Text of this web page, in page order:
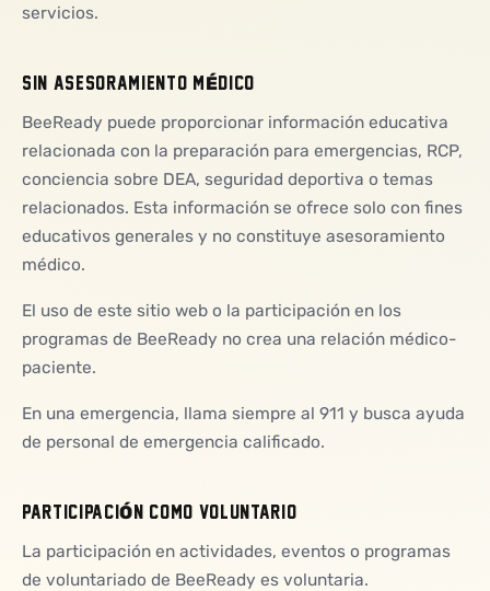
servicios.
SIN ASESORAMIENTO MÉDICO
BeeReady puede proporcionar información educativa
relacionada con la preparación para emergencias, RCP,
conciencia sobre DEA, seguridad deportiva o temas
relacionados. Esta información se ofrece solo con fines
educativos generales y no constituye asesoramiento
médico.
El uso de este sitio web o la participación en los
programas de BeeReady no crea una relación médico-
paciente.
En una emergencia, llama siempre al 911 y busca ayuda
de personal de emergencia calificado.
PARTICIPACIÓN COMO VOLUNTARIO
La participación en actividades, eventos o programas
de voluntariado de BeeReady es voluntaria.